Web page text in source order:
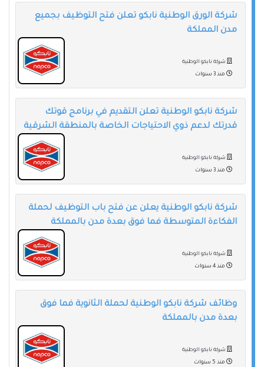
شركة الورق الوطنية نابكو تعلن فتح التوظيف بجميع
مدن المملكة
شركة نابكو الوطنية
منذ 3 سنوات
شركة نابكو الوطنية تعلن التقديم في برنامج قوتك
قدرتك لدعم ذوي الاحتياجات الخاصة بالمنطقة الشرقية
شركة نابكو الوطنية
منذ 3 سنوات
شركة نابكو الوطنية يعلن عن فتح باب التوظيف لحملة
الفكاءة المتوسطة فما فوق بعدة مدن بالمملكة
شركة نابكو الوطنية
منذ 4 سنوات
وظائف شركة نابكو الوطنية لحملة الثانوية فما فوق
بعدة مدن بالمملكة
شركة نابكو الوطنية
منذ 5 سنوات